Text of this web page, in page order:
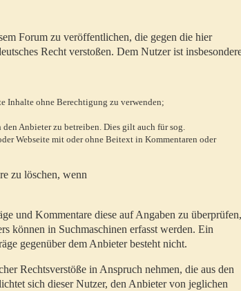
Forum zu veröffentlichen, die gegen die hier
Recht verstoßen. Dem Nutzer ist
Inhalte ohne Berechtigung zu verwenden;
Anbieter zu betreiben. Dies gilt auch für sog.
Webseite mit oder ohne Beitext in Kommentaren oder
zu löschen, wenn
und Kommentare diese auf Angaben zu überprüfen,
können in Suchmaschinen erfasst werden. Ein
gegenüber dem Anbieter besteht nicht.
Rechtsverstöße in Anspruch nehmen, die aus den
sich dieser Nutzer, den Anbieter von jeglichen